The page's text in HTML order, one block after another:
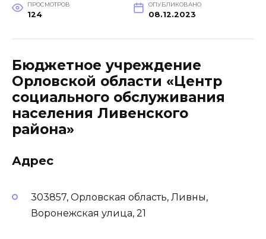
ПРОСМОТРОВ
124
ОПУБЛИКОВАНО
08.12.2023
Бюджетное учреждение
Орловской области «Центр
социального обслуживания
населения Ливенского
района»
Адрес
303857, Орловская область, Ливны,
Воронежская улица, 21